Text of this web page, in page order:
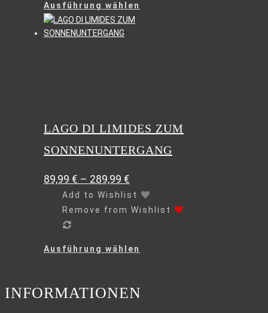
Ausführung wählen
auf
der
Produktseite
LAGO DI LIMIDES ZUM
SONNENUNTERGANG
89,99 € – 289,99 €
Add to Wishlist
Remove from Wishlist
Ausführung wählen
mehrere
INFORMATIONEN